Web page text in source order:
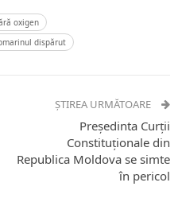
oxigen
dispărut
ȘTIREA URMĂTOARE
Președinta Curții
Constituționale din
Republica Moldova se simte
în pericol